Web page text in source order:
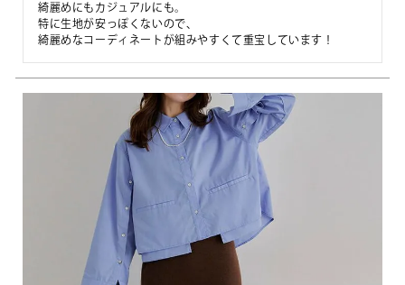
綺麗めにもカジュアルにも。
特に生地が安っぽくないので、
綺麗めなコーディネートが組みやすくて重宝しています！